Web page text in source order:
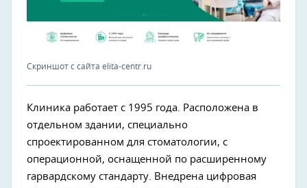
Скриншот с сайта elita-centr.ru
Клиника работает с 1995 года. Расположена в
отдельном здании, специально
спроектированном для стоматологии, с
операционной, оснащенной по расширенному
гарвардскому стандарту. Внедрена цифровая